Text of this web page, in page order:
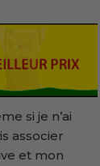
si je n’ai
associer
et mon